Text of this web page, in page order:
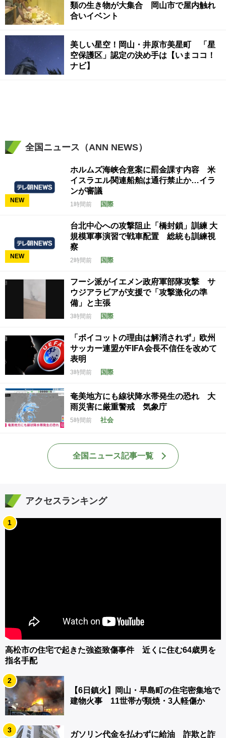
類の生き物が大集合 岡山市で屋内触れ
合いイベント
美しい星空！岡山・井原市美星町 「星
空保護区」認定の決め手は【いまココ！
ナビ】
全国ニュース（ANN NEWS）
NEW
ホルムズ海峡合意案に罰金課す内容 米
イスラエル関連船舶は通行禁止か…イラ
ンが審議
1時間前 国際
NEW
台北中心への攻撃阻止「橋封鎖」訓練 大
規模軍事演習で戦車配置 総統も訓練視
察
2時間前 国際
フーシ派がイエメン政府軍部隊攻撃 サ
ウジアラビアが支援で「攻撃激化の準
備」と主張
3時間前 国際
「ボイコットの理由は解消されず」欧州
サッカー連盟がFIFA会長不信任を改めて
表明
3時間前 国際
奄美地方にも線状降水帯発生の恐れ 大
雨災害に厳重警戒 気象庁
5時間前 社会
全国ニュース記事一覧
アクセスランキング
1
高松市の住宅で起きた強盗致傷事件 近くに住む64歳男を
指名手配
2
【6日鎮火】岡山・早島町の住宅密集地で
建物火事 11世帯が類焼・3人軽傷か
3
ガソリン代金を払わずに給油 詐欺と詐